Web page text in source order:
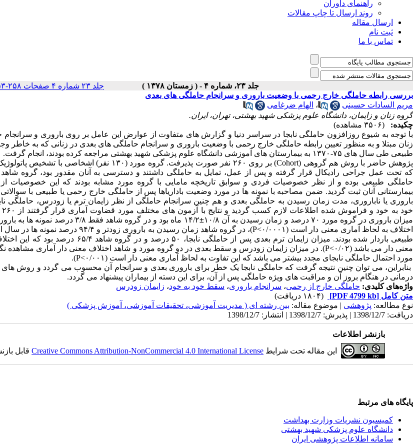
راهنمای داوران
روند ارسال تا چاپ مقالات
ارسال مقاله
ثبت نام
تماس با ما
جلد ۲۳، شماره ۴ - ( زمستان ۱۳۷۸ ) جلد ۲۳ شماره ۴ صفحات ۲۵۸-۲۵۳
بررسی رابطه حاملگی خارج رحمی با وضعیت باروری و سرانجام حاملگی های بعدی
مریم السادات حسینی
، الهام ضرغامی
گروه زنان و زایمان، دانشگاه علوم پزشکی شهید بهشتی، تهران، ایران.
چکیده:
(۳۵۰۶ مشاهده)
با توجه به شیوع روزافزون حاملگی نابجا در سراسر دنیا و گزارش های متفاوت از عوارض این عامل بر روی باروری و
زنان مبتلا و به منظور تعیین رابطه حاملگی خارج رحمی با وضعیت باروری و سرانجام حاملگی های بعدی در زنانی که به خاطر
طبیعی طی سال های ۷۵-۱۳۷۰ به بیمارستان های آموزشی دانشگاه علوم پزشکی شهید بهشتی مراجعه کرده بودند، انجام گرفت.
پژوهش حاضر با روش هم گروهی (Cohort
) بر روی ۲۶۰ نفر صورت پذیرفت. گروه مورد (۱۳۰ نفر) اشخاصی
حاملگی طبیعی بوده و از نظر خصوصیات فردی و سوابق تاریخچه مامایی با گروه مورد مشابه بودند که این خصوصیات
بیمارستانی آنان ثبت گردید. ضمن مصاحبه با نمونه ها در مورد وضعیت باداریاها پس از حاملگی خارج رحمی یا طبیعی با
باروری یا ناباروری، مدت زمان رسیدن به حاملگی بعدی و هم چنین سرانجام حاملگی از نظر زایمان ترم یا زودرس، حاملگی
میزان باروری در گروه مورد ۷۰ درصد و زمان رسیدن به آن ۱۰/۸
±۱۴/۲
ماه بود و در گروه شاهد فقط ۳/۸ درصد
اختلاف به لحاظ آماری معنی دار است (۰/۰۰۰۱>
P
)، در گروه شاهد زمان رسیدن به باروری زودتر و ۹۴/۴
طبیعی باردار شده بودند. میزان زایمان ترم بعدی پس از حاملگی نابجا، ۵۰
معنی دار می باشد (۰/۰۲>
P). در میزان زایمان زودرس و سقط بعدی در دو گروه مورد و شاهد اختلاف معنی دار آماری مشاهده
مورد احتمال حاملگی نابجای مجدد بیشتر می باشد که این تفاوت به لحاظ آماری معنی دار است (۰/۰۰۱>
(P
.
بنابراین، می توان چنین نتیجه گرفت که حاملگی نابجا یک خطر برای باروری بعدی و سرانجام آن محسوب می گردد و روش
درمانی در هنگام بروز آن و مراقبت های ویژه حاملگی پس از آن، برای این دسته از بیماران پیشنهاد می گردد.
واژه‌های کلیدی: حاملگی خارج از رحمی، سرانجام باروری، سقط خود به خود، زایمان زودرس
متن کامل [PDF 4799 kb]
(۱۸۰۴ دریافت)
نوع مطالعه: پژوهشی | موضوع مقاله: بین رشته ای ( مدیریت آموزشی، تحقیقات آموزشی، آموزش پزشکی )
دریافت: 1398/12/7 | پذیرش: 1398/12/7 | انتشار: 1398/12/7
بازنشر اطلاعات
این مقاله تحت شرایط Creative Commons Attribution-NonCommercial 4.0 International Licenseقابل
پایگاه های مرتبط
کمیسیون نشریات وزارت بهداشت
دانشگاه علوم پزشکی شهید بهشتی
سامانه اطلاعات پژوهشی ایران